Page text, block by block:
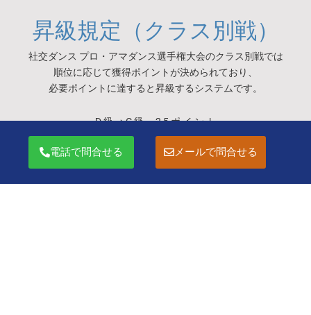
昇級規定（クラス別戦）
社交ダンス プロ・アマダンス選手権大会のクラス別戦では
順位に応じて獲得ポイントが決められており、
必要ポイントに達すると昇級するシステムです。
D 級 ➡ C 級 2 5 ポ イ ン ト
C 級 ➡ B 級 5 5 ポ イ ン ト
B 級 ➡ A 級 9 0 ポ イ ン ト
A 級からは 5種目総合ポイントで昇級となり、
電話で問合せる メールで問合せる